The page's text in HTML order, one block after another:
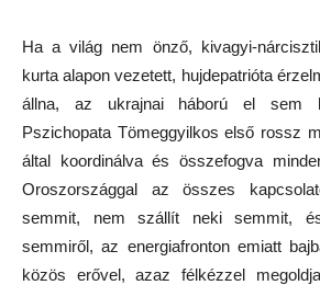
Ha a világ nem önző, kivagyi-
kurta alapon vezetett, hujdepatrióta
állna, az ukrajnai háború el sem
Pszichopata Tömeggyilkos első rossz
által koordinálva és összefogva
Oroszországgal az összes
semmit, nem szállít neki semmit,
semmiről, az energiafronton emiatt
közös erővel, azaz félkézzel